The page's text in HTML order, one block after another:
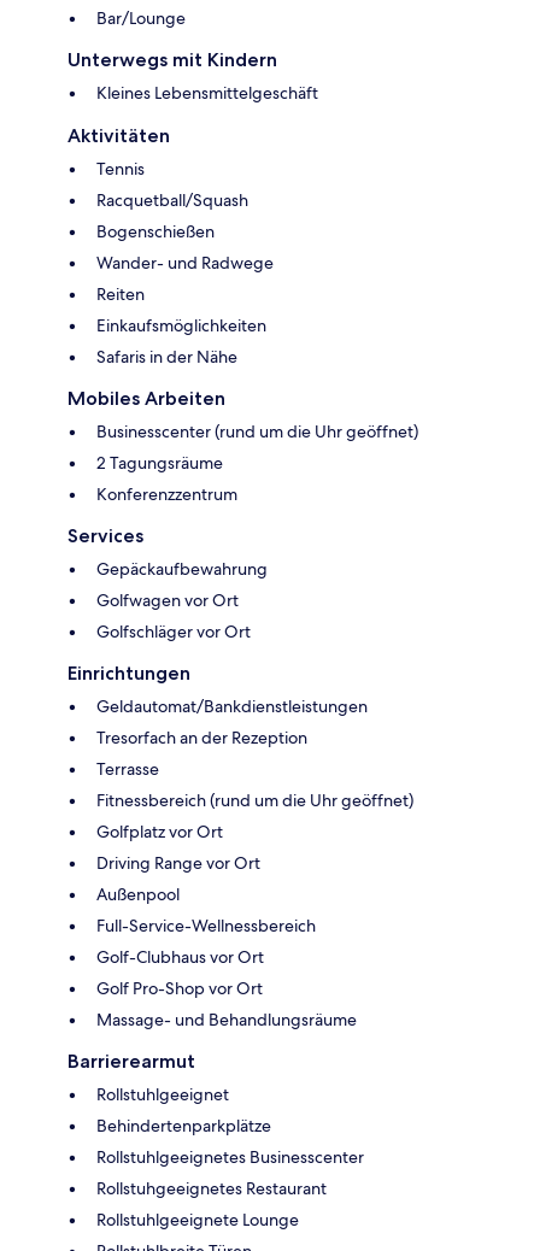
Bar/Lounge
Unterwegs mit Kindern
Kleines Lebensmittelgeschäft
Aktivitäten
Tennis
Racquetball/Squash
Bogenschießen
Wander- und Radwege
Reiten
Einkaufsmöglichkeiten
Safaris in der Nähe
Mobiles Arbeiten
Businesscenter (rund um die Uhr geöffnet)
2 Tagungsräume
Konferenzzentrum
Services
Gepäckaufbewahrung
Golfwagen vor Ort
Golfschläger vor Ort
Einrichtungen
Geldautomat/Bankdienstleistungen
Tresorfach an der Rezeption
Terrasse
Fitnessbereich (rund um die Uhr geöffnet)
Golfplatz vor Ort
Driving Range vor Ort
Außenpool
Full-Service-Wellnessbereich
Golf-Clubhaus vor Ort
Golf Pro-Shop vor Ort
Massage- und Behandlungsräume
Barrierearmut
Rollstuhlgeeignet
Behindertenparkplätze
Rollstuhlgeeignetes Businesscenter
Rollstuhgeeignetes Restaurant
Rollstuhlgeeignete Lounge